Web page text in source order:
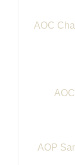
AOC
AOP